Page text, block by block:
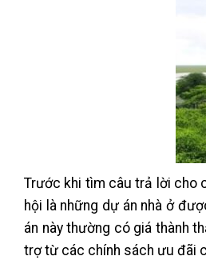
Trước khi tìm câu trả lời cho
hội là những dự án nhà ở
án này thường có giá thành
trợ từ các chính sách ưu đãi